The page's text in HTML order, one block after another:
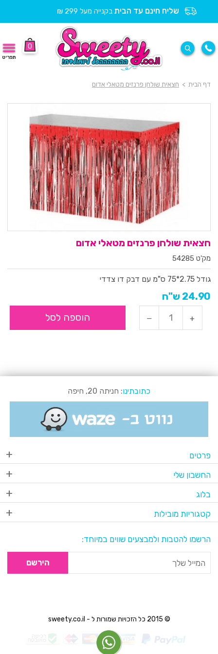
שליח חינם עד הבית בקנייה מעל 299 ₪
0
תפריט
דף הבית > חצאית שולחן פרנזים מטאלי אדום
חצאית שולחן פרנזים מטאלי אדום
מק'ט 54285
גודל עם דבק דו צדדי
24.90 ש"ח
הוספה לסל
כתובתינו: חניתה 20, חיפה
פרטים
החשבון שלי
בלוג
קטגוריות מובילות
הרשמו להטבות ולמבצעים שווים במיוחד:
הירשם
© 2015 כל הזכויות שמורות ל - sweety.co.il